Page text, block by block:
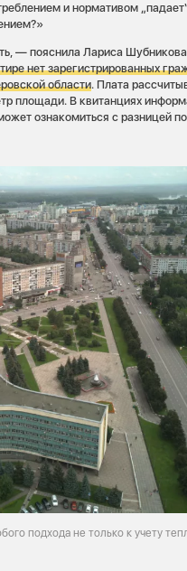
и нормативом
— пояснила Лариса
нет зарегистрированных
области. Плата
площади. В квитанциях
ознакомиться с разницей
подхода не только к учету